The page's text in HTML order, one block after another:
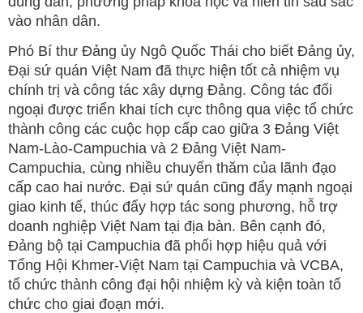
vào nhân dân.
Phó Bí thư Đảng ủy Ngô Quốc Thái cho biết Đảng ủy,
Đại sứ quán Việt Nam đã thực hiện tốt cả nhiệm vụ
chính trị và công tác xây dựng Đảng. Công tác đối
ngoại được triển khai tích cực thông qua việc tổ chức
thành công các cuộc họp cấp cao giữa 3 Đảng Việt
Nam-Lào-Campuchia và 2 Đảng Việt Nam-
Campuchia, cùng nhiều chuyến thăm của lãnh đạo
cấp cao hai nước. Đại sứ quán cũng đẩy mạnh ngoại
giao kinh tế, thúc đẩy hợp tác song phương, hỗ trợ
doanh nghiệp Việt Nam tại địa bàn. Bên cạnh đó,
Đảng bộ tại Campuchia đã phối hợp hiệu quả với
Tổng Hội Khmer-Việt Nam tại Campuchia và VCBA,
tổ chức thành công đại hội nhiệm kỳ và kiện toàn tổ
chức cho giai đoạn mới.